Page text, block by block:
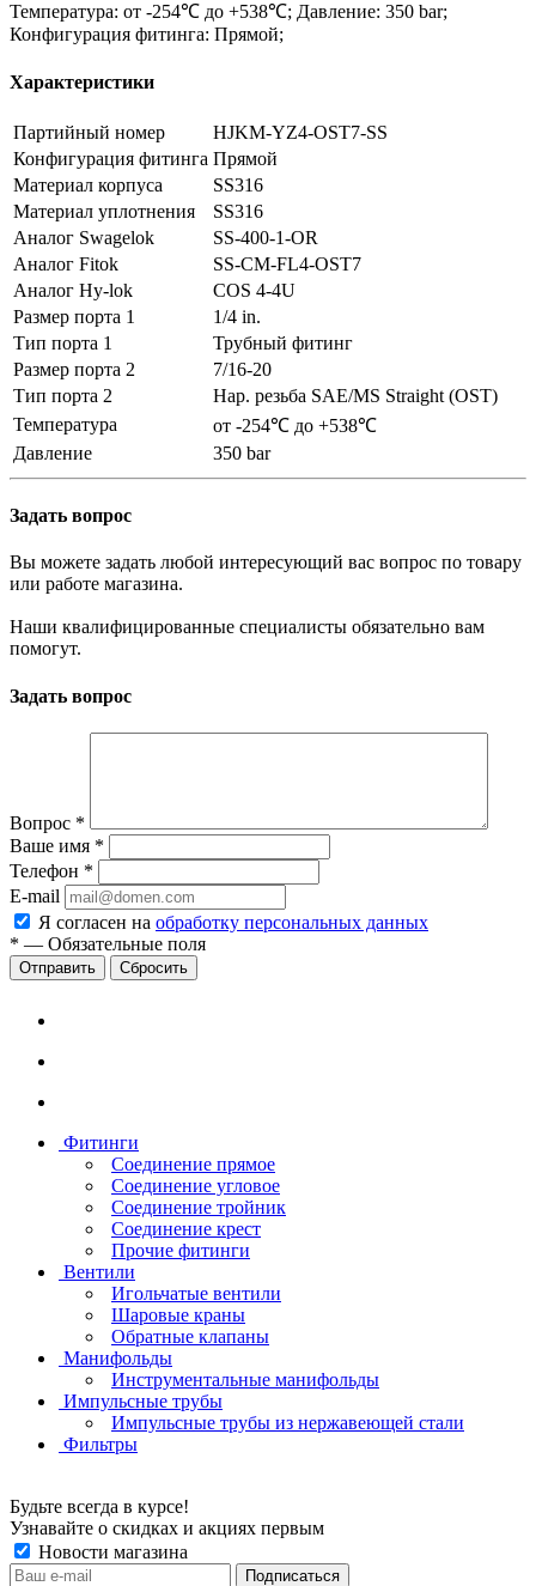
Температура: от -254℃ до +538℃; Давление: 350 bar;
Конфигурация фитинга: Прямой;
Характеристики
Партийный номер
HJKM-YZ4-OST7-SS
Конфигурация фитинга Прямой
Материал корпуса
SS316
Материал уплотнения
SS316
Аналог Swagelok
SS-400-1-OR
Аналог Fitok
SS-CM-FL4-OST7
Аналог Hy-lok
COS 4-4U
Размер порта 1
1/4 in.
Тип порта 1
Трубный фитинг
Размер порта 2
7/16-20
Тип порта 2
Нар. резьба SAE/MS Straight (OST)
Температура
от -254℃ до +538℃
Давление
350 bar
Задать вопрос
Вы можете задать любой интересующий вас вопрос по товару
или работе магазина.
Наши квалифицированные специалисты обязательно вам
помогут.
Задать вопрос
Вопрос *
Ваше имя *
Телефон *
E-mail
Я согласен на обработку персональных данных
* — Обязательные поля
Сбросить
Фитинги
Соединение прямое
Соединение угловое
Соединение тройник
Соединение крест
Прочие фитинги
Вентили
Игольчатые вентили
Шаровые краны
Обратные клапаны
Манифольды
Инструментальные манифольды
Импульсные трубы
Импульсные трубы из нержавеющей стали
Фильтры
Будьте всегда в курсе!
Узнавайте о скидках и акциях первым
Новости магазина